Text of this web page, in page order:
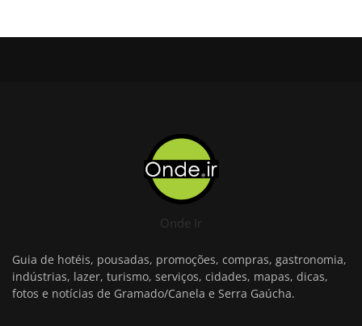
Onde Ir
Guia de hotéis, pousadas, promoções, compras, gastronomia,
indústrias, lazer, turismo, serviços, cidades, mapas, dicas,
fotos e notícias de Gramado/Canela e Serra Gaúcha.